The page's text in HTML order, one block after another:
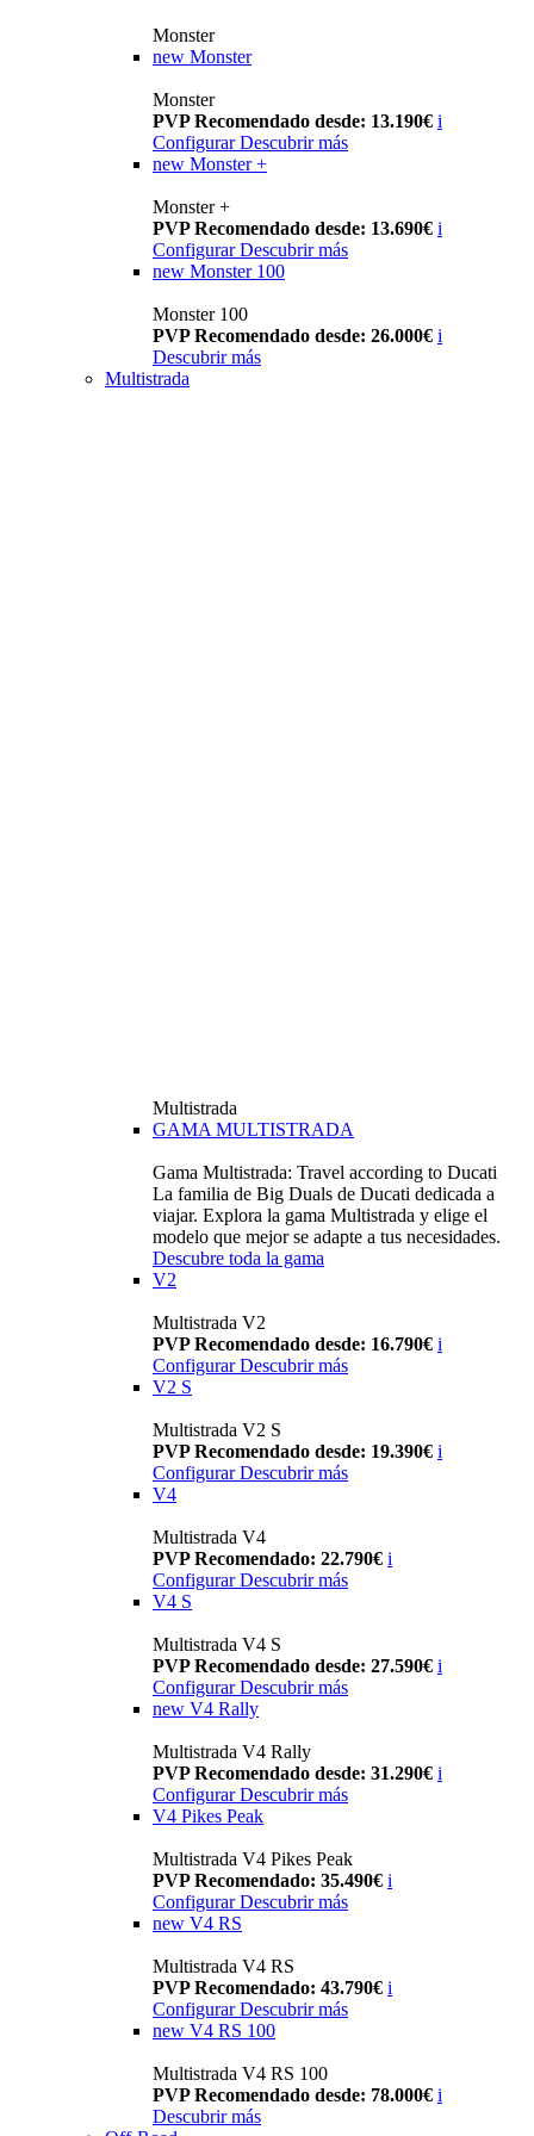
Monster
new Monster
Monster
PVP Recomendado desde: 13.190€ i
Configurar Descubrir más
new Monster +
Monster +
PVP Recomendado desde: 13.690€ i
Configurar Descubrir más
new Monster 100
Monster 100
PVP Recomendado desde: 26.000€ i
Descubrir más
Multistrada
Multistrada
GAMA MULTISTRADA
Gama Multistrada: Travel according to Ducati
La familia de Big Duals de Ducati dedicada a
viajar. Explora la gama Multistrada y elige el
modelo que mejor se adapte a tus necesidades.
Descubre toda la gama
V2
Multistrada V2
PVP Recomendado desde: 16.790€ i
Configurar Descubrir más
V2 S
Multistrada V2 S
PVP Recomendado desde: 19.390€ i
Configurar Descubrir más
V4
Multistrada V4
PVP Recomendado: 22.790€ i
Configurar Descubrir más
V4 S
Multistrada V4 S
PVP Recomendado desde: 27.590€ i
Configurar Descubrir más
new V4 Rally
Multistrada V4 Rally
PVP Recomendado desde: 31.290€ i
Configurar Descubrir más
V4 Pikes Peak
Multistrada V4 Pikes Peak
PVP Recomendado: 35.490€ i
Configurar Descubrir más
new V4 RS
Multistrada V4 RS
PVP Recomendado: 43.790€ i
ConfigurarDescubrir más
new V4 RS 100
Multistrada V4 RS 100
PVP Recomendado desde: 78.000€ i
Descubrir más